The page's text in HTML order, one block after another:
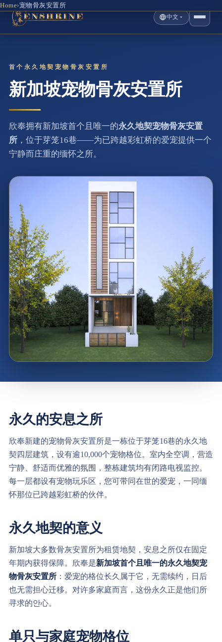
中文
Home›宠物骨灰安置所
首个永久地契宠物骨灰安置所
新加坡宠物骨灰安置所
欣奉拥有新加坡首个且唯一的永久地契宠物骨灰安置
所 ，位于芽笼16巷——为已跨越彩虹桥的爱宠提供一个
宁静而庄重的缅怀之所。
永久的安息之所
欣奉新建的宠物骨灰安置所是一栋位于芽笼16巷的永久地
契四层建筑，设有逾10,000个宠物格位。室内全空调，营造
宁静、舒适而优雅的氛围，整栋建筑均有闭路电视监控。
每一层都设有宠物玩乐区，您可带同在世的爱宠，一同缅
怀那位已跨越彩虹桥的伙伴。
永久地契的意义
新加坡大多数骨灰安置所为租赁地契，安息之所仅在固定
年期内获得保障。欣奉是新加坡首个且唯一的永久地契宠
物骨灰安置所 ：爱宠的格位长久属于它，无需续约，日后
也无需担心迁移。对许多家庭而言，这份永久正是他们所
寻求的안心。
单只与家庭宠物格位